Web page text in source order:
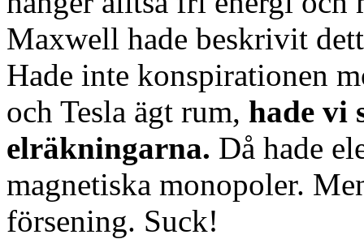
Maxwell hade beskrivit
Hade inte konspirationen
och Tesla ägt rum, hade vi
elräkningarna. Då hade
magnetiska monopoler.
försening. Suck!